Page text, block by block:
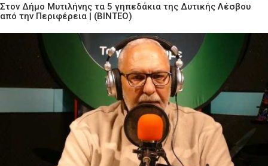
Στον Δήμο Μυτιλήνης τα 5 γηπεδάκια της Δυτικής Λέσβου
από την Περιφέρεια | (ΒΙΝΤΕΟ)